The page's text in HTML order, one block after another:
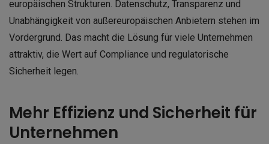
europäischen Strukturen. Datenschutz, Transparenz und
Unabhängigkeit von außereuropäischen Anbietern stehen im
Vordergrund. Das macht die Lösung für viele Unternehmen
attraktiv, die Wert auf Compliance und regulatorische
Sicherheit legen.
Mehr Effizienz und Sicherheit für
Unternehmen